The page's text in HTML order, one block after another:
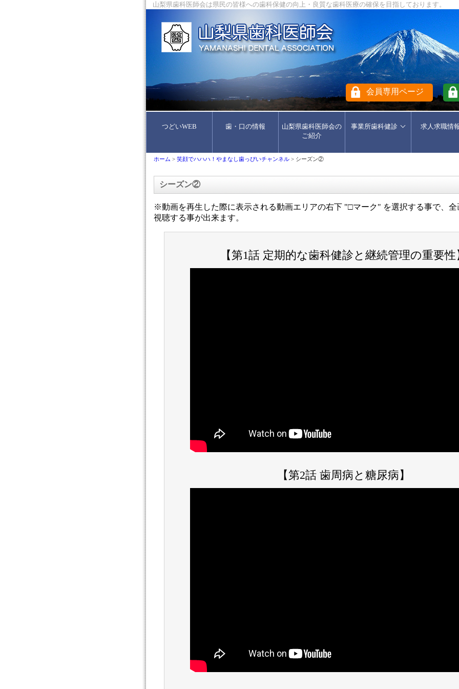
山梨県歯科医師会は県民の皆様への歯科保健の向上・良質な歯科医療の確保を目指しております。
会員専用ページ
つどいWEB 歯・口の情報
山梨県歯科医師会の
ご紹介
事業所歯科健診 求人求職情
ホーム > 笑顔でハハハ！やまなし歯っぴいチャンネル > シーズン②
シーズン②
※動画を再生した際に表示される動画エリアの右下 "□マーク" を選択する事で、全
視聴する事が出来ます。
【第1話 定期的な歯科健診と継続管理の重要性
【第2話 歯周病と糖尿病】